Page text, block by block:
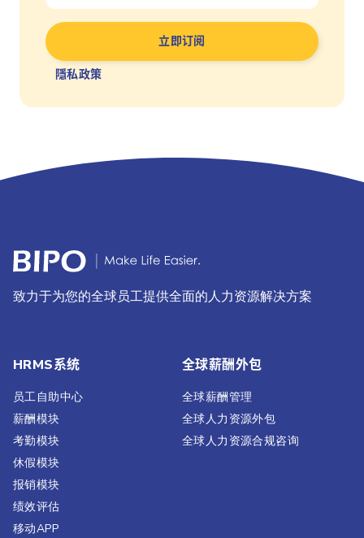
隱私政策
致力于为您的全球员工提供全面的人力资源解决方案
HRMS系统
员工自助中心
薪酬模块
考勤模块
休假模块
报销模块
绩效评估​
移动APP
全球薪酬外包
全球薪酬管理
全球人力资源外包
全球人力资源合规咨询